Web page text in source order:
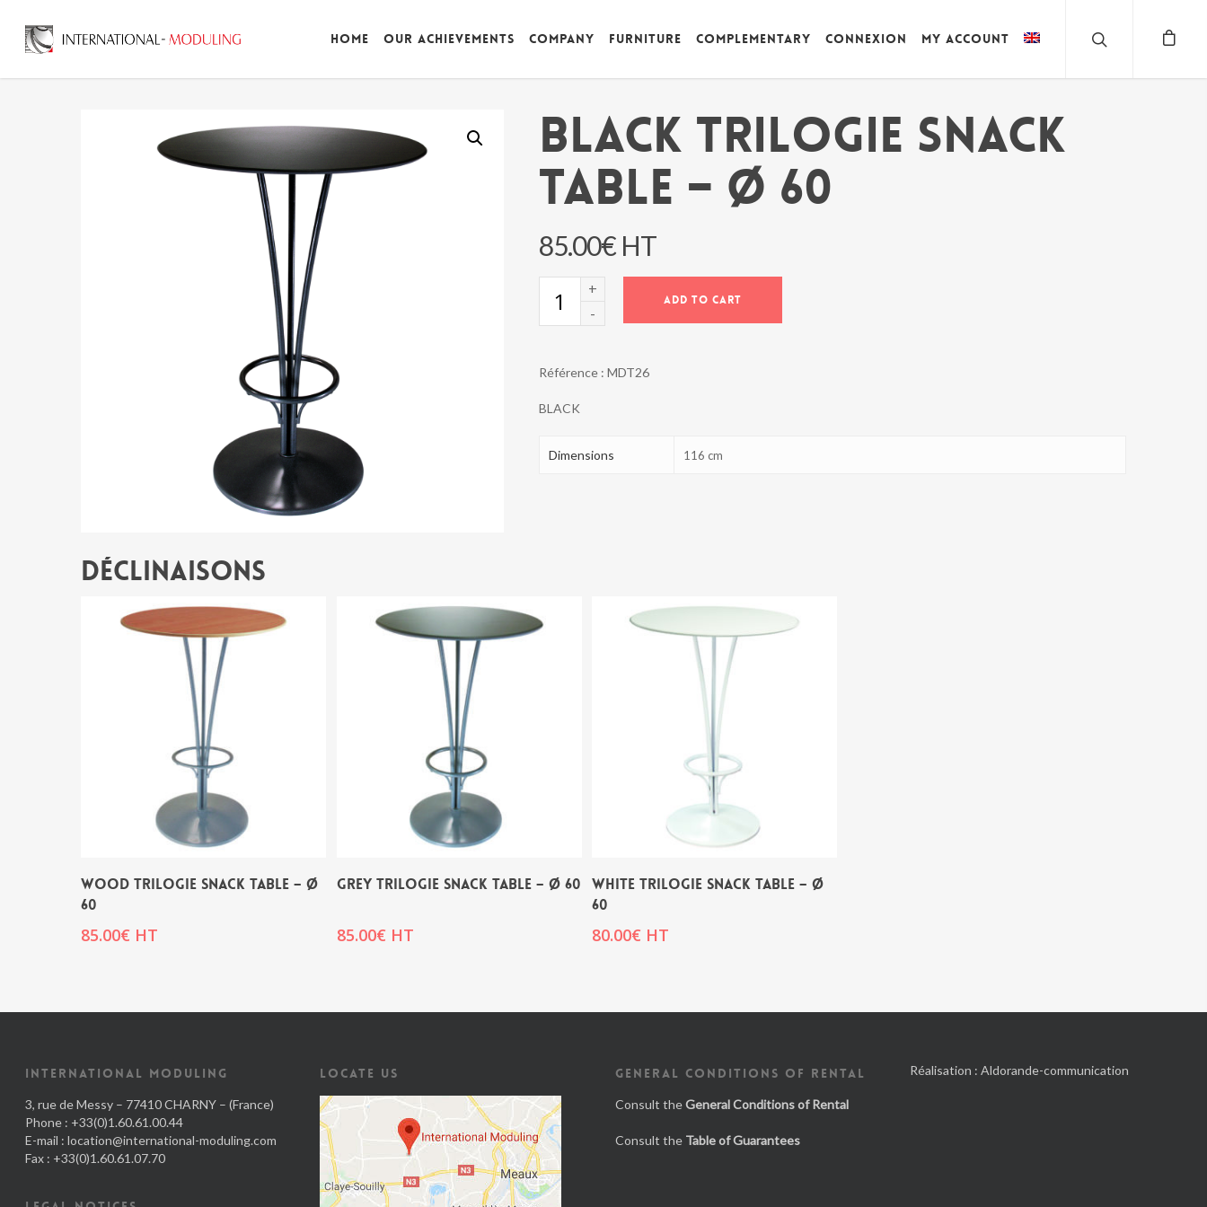
Home Our achievements Company Furniture Complementary Connexion My account
BLACK TRILOGIE SNACK
TABLE – Ø 60
85.00€ HT
TRILOGIE
Ø
quantity
ADD TO CART
Référence : MDT26
BLACK
Dimensions 116 cm
Déclinaisons
WOOD TRILOGIE SNACK TABLE – Ø
60
85.00€ HT
GREY TRILOGIE SNACK TABLE – Ø 60
85.00€ HT
WHITE TRILOGIE SNACK TABLE – Ø
60
80.00€ HT
INTERNATIONAL MODULING
3, rue de Messy – 77410 CHARNY – (France)
Phone : +33(0)1.60.61.00.44
E-mail : location@international-moduling.com
Fax : +33(0)1.60.61.07.70
LOCATE US GENERAL CONDITIONS OF RENTAL
Consult theGeneral Conditions of Rental
Consult the Table of Guarantees
Réalisation :Aldorande-communication